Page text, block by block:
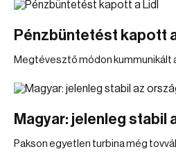
Pénzbüntetést kapott a
Megtévesztő módon kummunikált
Magyar: jelenleg stabil
Pakson egyetlen turbina még